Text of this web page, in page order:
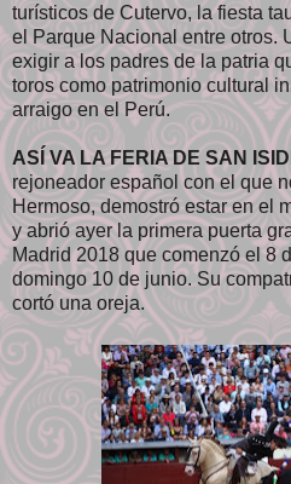
turísticos de Cutervo, la fiesta
el Parque Nacional entre otros.
exigir a los padres de la patria
toros como patrimonio cultural
arraigo en el Perú.
ASÍ VA LA FERIA DE SAN
rejoneador español con el que
Hermoso, demostró estar en el
y abrió ayer la primera puerta
Madrid 2018 que comenzó el 8
domingo 10 de junio. Su
cortó una oreja.